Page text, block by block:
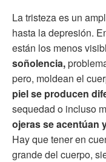
La tristeza es un
hasta la depresión.
están los menos
soñolencia,
pero, moldean el
piel se producen
sequedad o incluso
ojeras se acentúan
Hay que tener en
grande del cuerpo,